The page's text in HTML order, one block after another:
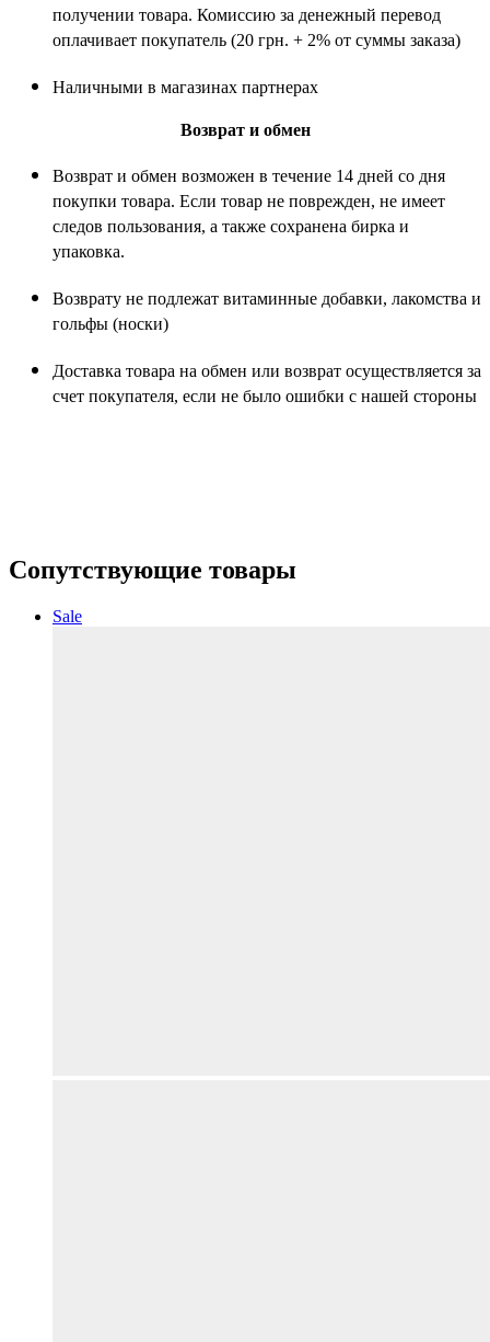
получении товара. Комиссию за денежный перевод
оплачивает покупатель (20 грн. + 2% от суммы заказа)
Наличными в магазинах партнерах
Возврат и обмен
Возврат и обмен возможен в течение 14 дней со дня
покупки товара. Если товар не поврежден, не имеет
следов пользования, а также сохранена бирка и
упаковка.
Возврату не подлежат витаминные добавки, лакомства и
гольфы (носки)
Доставка товара на обмен или возврат осуществляется за
счет покупателя, если не было ошибки с нашей стороны
Сопутствующие товары
Sale